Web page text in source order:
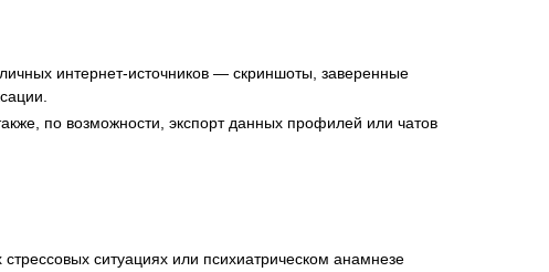
интернет-источников — скриншоты, заверенные
по возможности, экспорт данных профилей или чатов
ситуациях или психиатрическом анамнезе